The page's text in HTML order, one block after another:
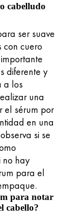
cabelludo
ser suave
con cuero
diferente y
a los
una
el sérum por
en una
si se
no hay
para el
para notar
cabello?